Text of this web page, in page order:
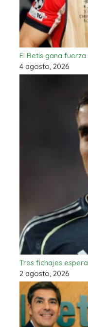
El Betis gana
4 agosto, 2026
Tres fichajes
2 agosto, 2026